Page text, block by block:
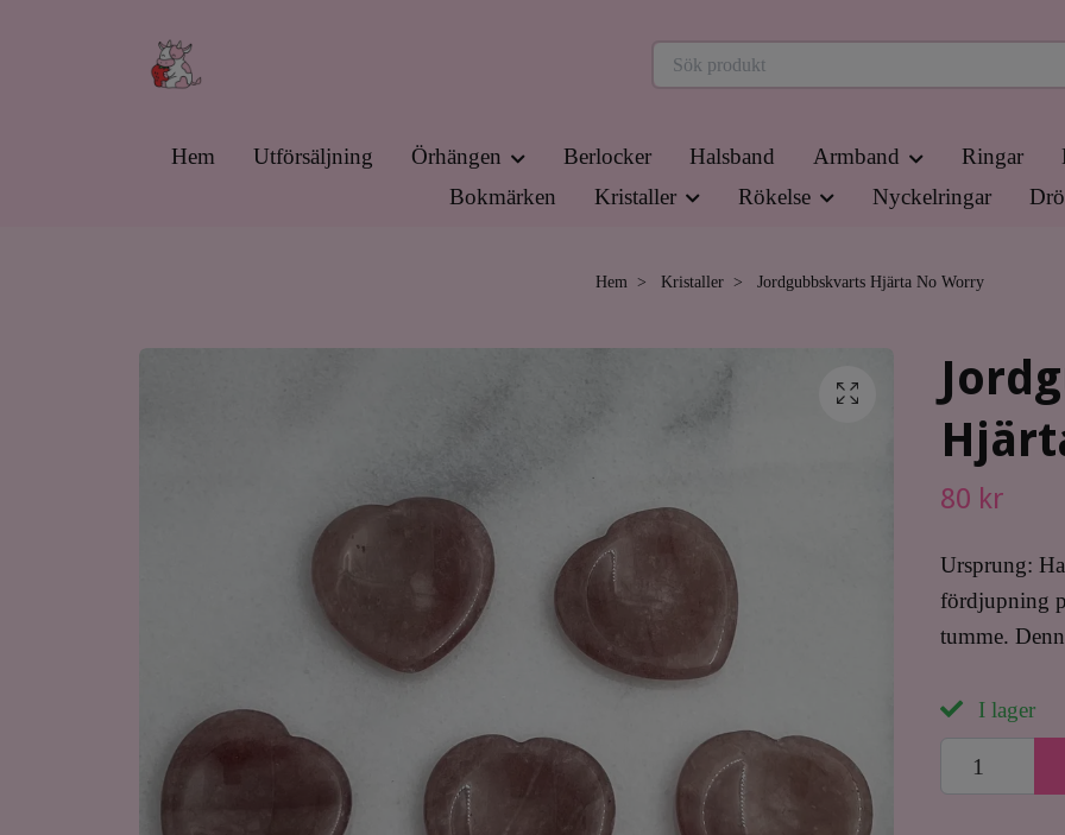
Hem Utförsäljning Örhängen Berlocker Halsband Armband Ringar
Bokmärken
Kristaller Rökelse Nyckelringar
Hem Kristaller Jordgubbskvarts Hjärta No Worry
80 kr
Ursprung:
fördjupning
tumme.
I lager